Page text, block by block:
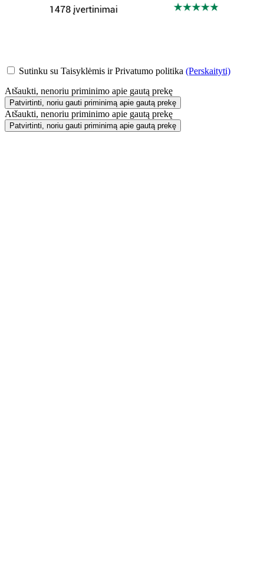
Sutinku su Taisyklėmis ir Privatumo politika (Perskaityti)
Atšaukti, nenoriu priminimo apie gautą prekę
Patvirtinti, noriu gauti priminimą apie gautą prekę
Atšaukti, nenoriu priminimo apie gautą prekę
Patvirtinti, noriu gauti priminimą apie gautą prekę